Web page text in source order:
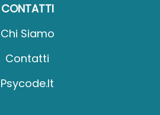
CONTATTI
Chi Siamo
Contatti
Psycode.it